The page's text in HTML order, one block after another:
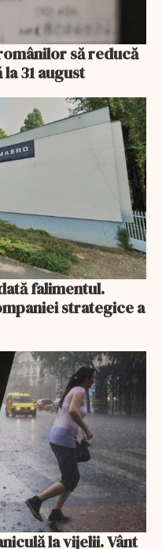
să reducă
31 august
falimentul.
strategice a
la vijelii. Vânt